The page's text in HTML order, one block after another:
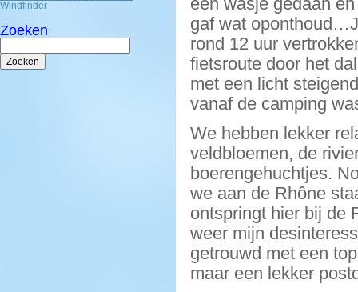
Windfinder
Zoeken
Zoeken
naar:
gaf wat
rond 12 uur
fietsroute door het
met een licht
vanaf de camping
We hebben lekker
veldbloemen, de
boerengehuchtjes.
we aan de Rhône
ontspringt hier bij de
weer mijn
getrouwd met een
maar een lekker